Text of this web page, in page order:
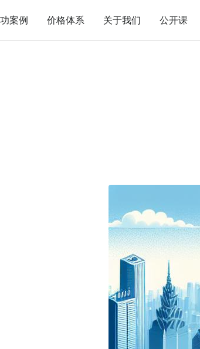
案例 价格体系 关于我们 公开课